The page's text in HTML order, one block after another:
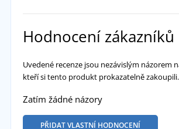
Hodnocení zákazníků
Uvedené recenze jsou nezávislým názorem
kteří si tento produkt prokazatelně zakoupili.
Zatím žádné názory
PŘIDAT VLASTNÍ HODNOCENÍ